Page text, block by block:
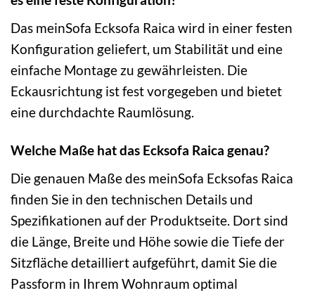
Das meinSofa Ecksofa Raica wird in einer festen
Konfiguration geliefert, um Stabilität und eine
einfache Montage zu gewährleisten. Die
Eckausrichtung ist fest vorgegeben und bietet
eine durchdachte Raumlösung.
Welche Maße hat das Ecksofa Raica genau?
Die genauen Maße des meinSofa Ecksofas Raica
finden Sie in den technischen Details und
Spezifikationen auf der Produktseite. Dort sind
die Länge, Breite und Höhe sowie die Tiefe der
Sitzfläche detailliert aufgeführt, damit Sie die
Passform in Ihrem Wohnraum optimal